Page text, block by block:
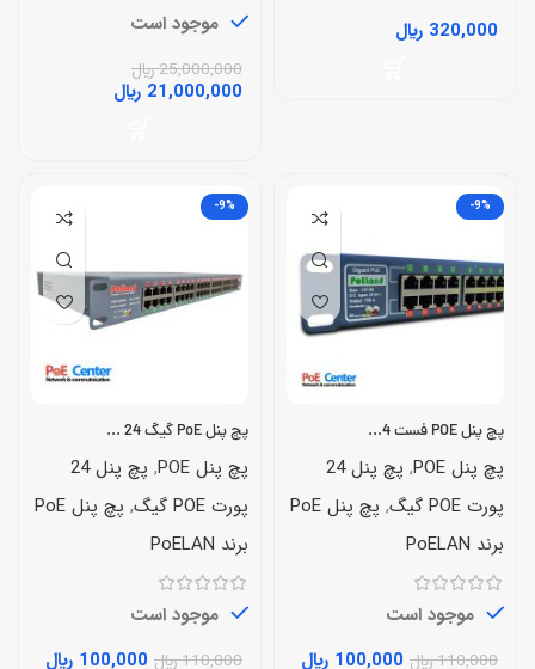
320,000 ﷼ موجود است
25,000,000﷼
21,000,000 ﷼
-9%
پچ پنل POE فست 24 پورت
پچ پنل POE ,
پچ پنل 24
پورت POE گیگ
,
پچ پنل PoE
برند PoELAN
موجود است
110,000﷼ 100,000 ﷼
-9%
پچ پنل PoE گیگ 24 پورت مدل +PoELand-2400G
پچ پنل POE ,
پچ پنل 24
پورت POE گیگ
,
پچ پنل PoE
برند PoELAN
موجود است
110,000﷼ 100,000 ﷼